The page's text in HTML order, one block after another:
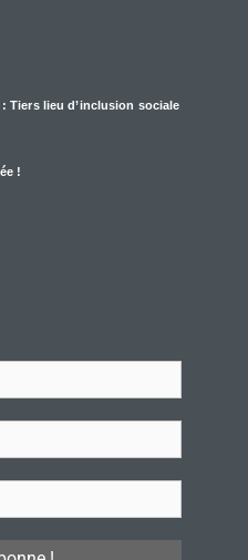
Tiers lieu d’inclusion sociale
!